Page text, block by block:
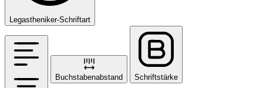
Legastheniker-Schriftart
Buchstabenabstand Schriftstärke